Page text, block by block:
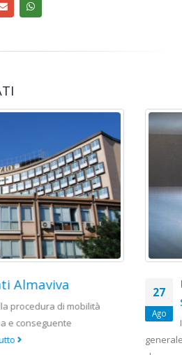
ad una rete tutta pubblica
di Tim”
Salvo Ugliarolo, segretario
la preoccupazione dei sindacati